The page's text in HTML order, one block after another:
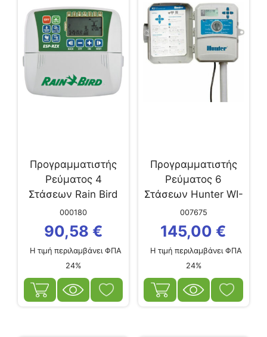
Προγραμματιστής
Ρεύματος 4
Στάσεων Rain Bird
ESP-RZXe4i LNK
WiFi Ready Indoor
Εσωτερικού Χώρου
000180
90,58 €
Η τιμή περιλαμβάνει ΦΠΑ
24%
Προγραμματιστής
Ρεύματος 6
Στάσεων Hunter WI-
FI X2-601-E Outdoor
Εξωτερικού Χώρου
007675
145,00 €
Η τιμή περιλαμβάνει ΦΠΑ
24%